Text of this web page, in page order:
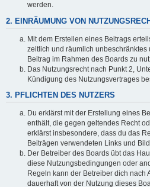
werden.
2. EINRÄUMUNG VON
Mit dem Erstellen eines Beitrags
zeitlich und räumlich
Beitrag im Rahmen des Boards zu
Das Nutzungsrecht nach Punkt 2,
Kündigung des Nutzungsvertrages
3. PFLICHTEN DES NUTZERS
Du erklärst mit der Erstellung eines
enthält, die gegen geltendes Recht
erklärst insbesondere, dass du das
Beiträgen verwendeten Links und
Der Betreiber des Boards übt das
diese Nutzungsbedingungen oder
Regeln kann der Betreiber dich nach
dauerhaft von der Nutzung dieses